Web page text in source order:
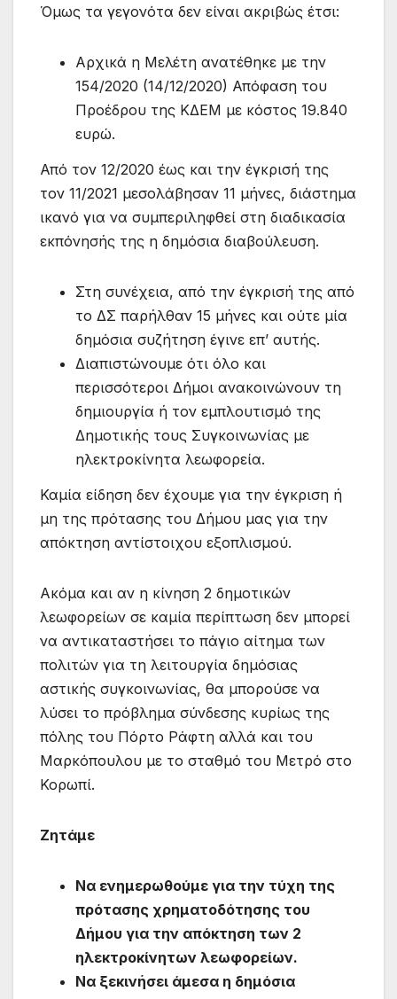
Όμως τα γεγονότα δεν είναι ακριβώς έτσι:
Αρχικά η Μελέτη ανατέθηκε με την
154/2020 (14/12/2020) Απόφαση του
Προέδρου της ΚΔΕΜ με κόστος 19.840
ευρώ.
Από τον 12/2020 έως και την έγκρισή της
τον 11/2021 μεσολάβησαν 11 μήνες, διάστημα
ικανό για να συμπεριληφθεί στη διαδικασία
εκπόνησής της η δημόσια διαβούλευση.
Στη συνέχεια, από την έγκρισή της από
το ΔΣ παρήλθαν 15 μήνες και ούτε μία
δημόσια συζήτηση έγινε επ’ αυτής.
Διαπιστώνουμε ότι όλο και
περισσότεροι Δήμοι ανακοινώνουν τη
δημιουργία ή τον εμπλουτισμό της
Δημοτικής τους Συγκοινωνίας με
ηλεκτροκίνητα λεωφορεία.
Καμία είδηση δεν έχουμε για την έγκριση ή
μη της πρότασης του Δήμου μας για την
απόκτηση αντίστοιχου εξοπλισμού.
Ακόμα και αν η κίνηση 2 δημοτικών
λεωφορείων σε καμία περίπτωση δεν μπορεί
να αντικαταστήσει το πάγιο αίτημα των
πολιτών για τη λειτουργία δημόσιας
αστικής συγκοινωνίας, θα μπορούσε να
λύσει το πρόβλημα σύνδεσης κυρίως της
πόλης του Πόρτο Ράφτη αλλά και του
Μαρκόπουλου με το σταθμό του Μετρό στο
Κορωπί.
Ζητάμε
Να ενημερωθούμε για την τύχη της
πρότασης χρηματοδότησης του
Δήμου για την απόκτηση των 2
ηλεκτροκίνητων λεωφορείων.
Να ξεκινήσει άμεσα η δημόσια